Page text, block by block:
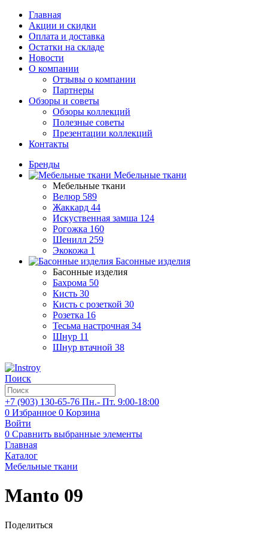
Главная
Акции и скидки
Оплата и доставка
Остатки на складе
Новости
О компании
Отзывы о компании
Партнеры
Обзоры и советы
Обзоры коллекций
Полезные советы
Презентации коллекций
Контакты
Бренды
Мебельные ткани
Мебельные ткани
Велюр 589
Жаккард 44
Искуственная замша 124
Рогожка 160
Шенилл 259
Экокожа 1
Басонные изделия
Басонные изделия
Бахрома 50
Кисть 30
Кисть с розеткой 30
Розетка 16
Тесьма настрочная 34
Шнур 11
Шнур втачной 38
Поиск
+7 (903) 130-65-76 Пн.- Пт. 9:00-18:00
0 Избранное 0 Корзина
Войти
0 Сравнить выбранные элементы
Главная
Каталог
Мебельные ткани
Manto 09
Поделиться